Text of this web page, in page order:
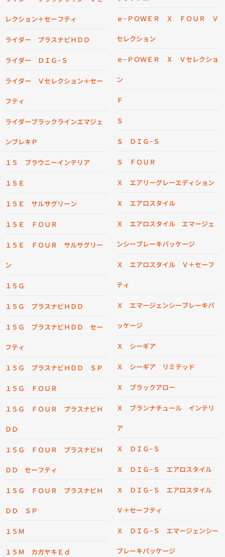
レクション＋セーフティ
ライダー プラスナビＨＤＤ
ライダー ＤＩＧ−Ｓ
ライダー Ｖセレクション＋セー
フティ
ライダーブラックラインエマジェ
ンブレキＰ
１５ ブラウニーインテリア
１５Ｅ
１５Ｅ サルサグリーン
１５Ｅ ＦＯＵＲ
１５Ｅ ＦＯＵＲ サルサグリー
ン
１５Ｇ
１５Ｇ プラスナビＨＤＤ
１５Ｇ プラスナビＨＤＤ セー
フティ
１５Ｇ プラスナビＨＤＤ ＳＰ
１５Ｇ ＦＯＵＲ
１５Ｇ ＦＯＵＲ プラスナビＨ
ＤＤ
１５Ｇ ＦＯＵＲ プラスナビＨ
ＤＤ セーフティ
１５Ｇ ＦＯＵＲ プラスナビＨ
ＤＤ ＳＰ
１５Ｍ
１５Ｍ カガヤキＥｄ
ｅ−ＰＯＷＥＲ Ｘ ＦＯＵＲ Ｖ
セレクション
ｅ−ＰＯＷＥＲ Ｘ Ｖセレクショ
ン
Ｆ
Ｓ
Ｓ ＤＩＧ−Ｓ
Ｓ ＦＯＵＲ
Ｘ エアリーグレーエディション
Ｘ エアロスタイル
Ｘ エアロスタイル エマージェ
ンシーブレーキパッケージ
Ｘ エアロスタイル Ｖ＋セーフ
ティ
Ｘ エマージェンシーブレーキパ
ッケージ
Ｘ シーギア
Ｘ シーギア リミテッド
Ｘ ブラックアロー
Ｘ ブランナチュール インテリ
ア
Ｘ ＤＩＧ−Ｓ
Ｘ ＤＩＧ−Ｓ エアロスタイル
Ｘ ＤＩＧ−Ｓ エアロスタイル
Ｖ＋セーフティ
Ｘ ＤＩＧ−Ｓ エマージェンシー
ブレーキパッケージ